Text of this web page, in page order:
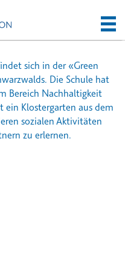
sich in der «Green
Die Schule hat
Bereich Nachhaltigkeit
Klostergarten aus dem
sozialen Aktivitäten
zu erlernen.